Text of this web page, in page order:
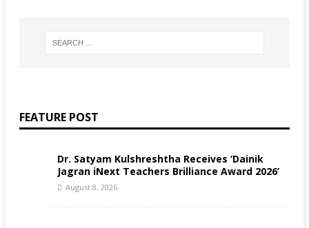
FEATURE POST
Dr. Satyam Kulshreshtha Receives ‘Dainik
Jagran iNext Teachers Brilliance Award 2026’
August 8, 2026